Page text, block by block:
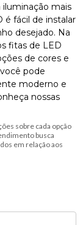
mais
é fácil de instalar
desejado. Na
fitas de LED
de cores e
pode
moderno e
nossas
sobre cada opção
busca
em relação aos